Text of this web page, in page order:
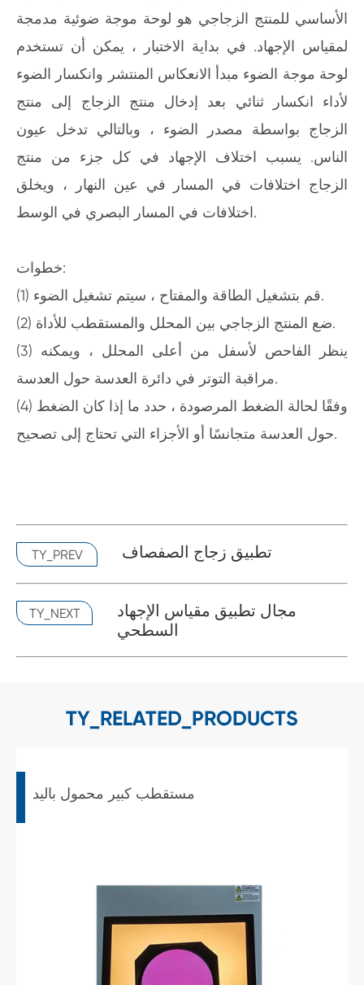
الأساسي للمنتج الزجاجي هو لوحة موجة ضوئية مدمجة
لمقياس الإجهاد. في بداية الاختبار ، يمكن أن تستخدم
لوحة موجة الضوء مبدأ الانعكاس المنتشر وانكسار الضوء
لأداء انكسار ثنائي بعد إدخال منتج الزجاج إلى منتج
الزجاج بواسطة مصدر الضوء ، وبالتالي تدخل عيون
الناس. يسبب اختلاف الإجهاد في كل جزء من منتج
الزجاج اختلافات في المسار في عين النهار ، ويخلق
اختلافات في المسار البصري في الوسط.
خطوات:
(1) قم بتشغيل الطاقة والمفتاح ، سيتم تشغيل الضوء.
(2) ضع المنتج الزجاجي بين المحلل والمستقطب للأداة.
(3) ينظر الفاحص لأسفل من أعلى المحلل ، ويمكنه
مراقبة التوتر في دائرة العدسة حول العدسة.
(4) وفقًا لحالة الضغط المرصودة ، حدد ما إذا كان الضغط
حول العدسة متجانسًا أو الأجزاء التي تحتاج إلى تصحيح.
TY_PREV تطبيق زجاج الصفصاف
TY_NEXT
مجال تطبيق مقياس الإجهاد
السطحي
TY_RELATED_PRODUCTS
مستقطب كبير محمول باليد